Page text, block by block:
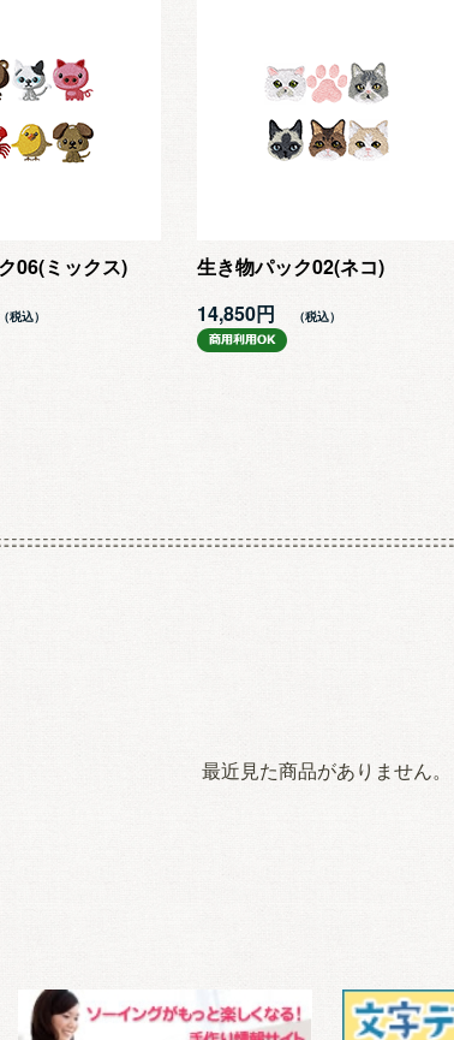
06(ミックス)
生き物パック02(ネコ)
14,850円
最近見た商品がありません。